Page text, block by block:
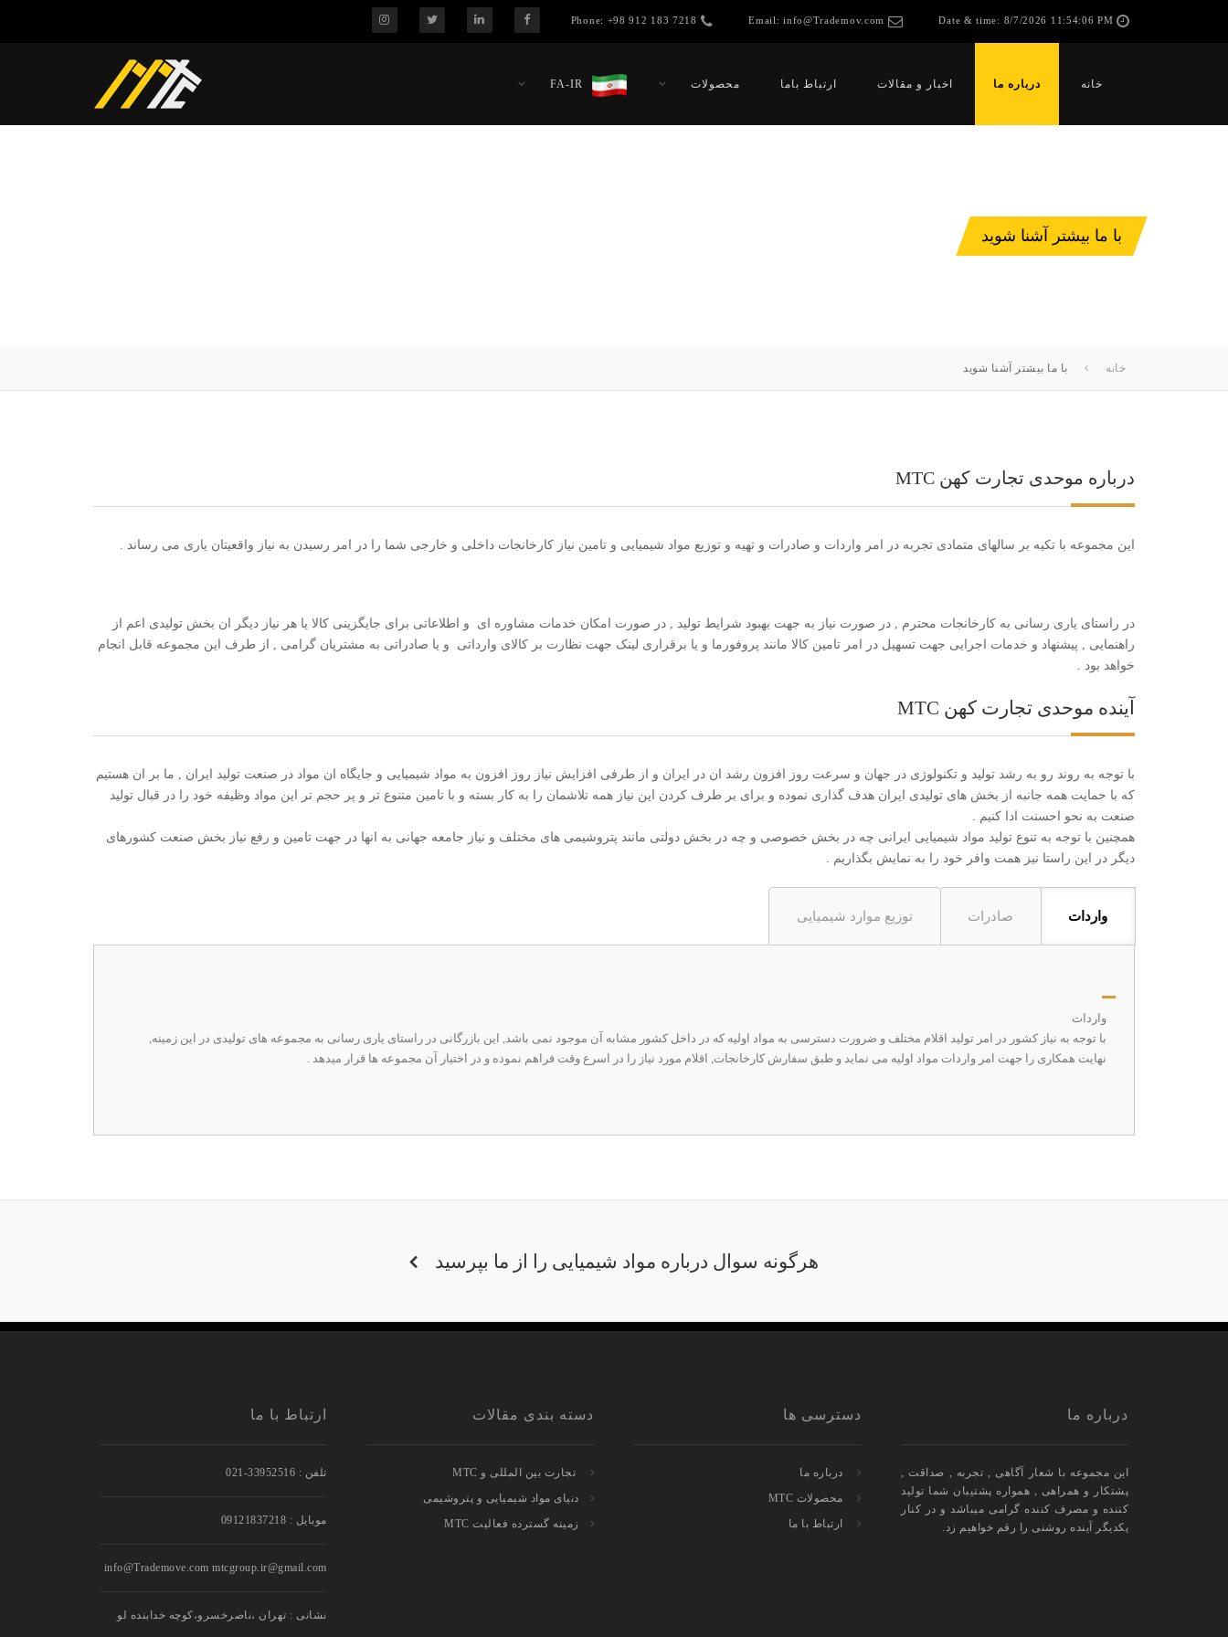
Date & time: 8/7/2026 11:54:06 PM
Email: info@Trademov.com
Phone: +98 912 183 7218
خانه درباره ما اخبار و مقالات ارتباط باما محصولات
با ما بیشتر آشنا شوید
خانه با ما بیشتر آشنا شوید
درباره موحدی تجارت کهن MTC
این مجموعه با تکیه بر سالهای متمادی تجربه در امر واردات و صادرات و تهیه و توزیع مواد شیمیایی و تامین نیاز کارخانجات داخلی و خارجی شما را در امر رسیدن به نیاز واقعیتان یاری می رساند .
در راستای یاری رسانی به کارخانجات محترم , در صورت نیاز به جهت بهبود شرایط تولید , در صورت امکان خدمات مشاوره ای و اطلاعاتی برای جایگزینی کالا یا هر نیاز دیگر ان بخش تولیدی اعم از
راهنمایی , پیشنهاد و خدمات اجرایی جهت تسهیل در امر تامین کالا مانند پروفورما و یا برقراری لینک جهت نظارت بر کالای وارداتی و یا صادراتی به مشتریان گرامی , از طرف این مجموعه قابل انجام
خواهد بود .
آینده موحدی تجارت کهن MTC
با توجه به روند رو به رشد تولید و تکنولوژی در جهان و سرعت روز افزون رشد ان در ایران و از طرفی افزایش نیاز روز افزون به مواد شیمیایی و جایگاه ان مواد در صنعت تولید ایران , ما بر ان هستیم
که با حمایت همه جانبه از بخش های تولیدی ایران هدف گذاری نموده و برای بر طرف کردن این نیاز همه تلاشمان را به کار بسته و با تامین متنوع تر و پر حجم تر این مواد وظیفه خود را در قبال تولید
صنعت به نحو احسنت ادا کنیم .
همچنین با توجه به تنوع تولید مواد شیمیایی ایرانی چه در بخش خصوصی و چه در بخش دولتی مانند پتروشیمی های مختلف و نیاز جامعه جهانی به انها در جهت تامین و رفع نیاز بخش صنعت کشورهای
دیگر در این راستا نیز همت وافر خود را به نمایش بگذاریم .
واردات صادرات توزیع موارد شیمیایی
واردات
با توجه به نیاز کشور در امر تولید اقلام مختلف و ضرورت دسترسی به مواد اولیه که در داخل کشور مشابه آن موجود نمی باشد, این بازرگانی در راستای یاری رسانی به مجموعه های تولیدی در این زمینه,
نهایت همکاری را جهت امر واردات مواد اولیه می نماید و طبق سفارش کارخانجات, اقلام مورد نیاز را در اسرع وقت فراهم نموده و در اختیار آن مجموعه ها قرار میدهد .
هرگونه سوال درباره مواد شیمیایی را از ما بپرسید
درباره ما
این مجموعه با شعار آگاهی , تجربه , صداقت ,
پشتکار و همراهی , همواره پشتیبان شما تولید
کننده و مصرف کننده گرامی میباشد و در کنار
یکدیگر آینده روشنی را رقم خواهیم زد.
دسترسی ها
درباره ما
محصولات MTC
ارتباط با ما
دسته بندی مقالات
تجارت بین المللی و MTC
دنیای مواد شیمیایی و پتروشیمی
زمینه گسترده فعالیت MTC
ارتباط با ما
تلفن : 33952516-021
موبایل : 09121837218
info@Trademove.com mtcgroup.ir@gmail.com
نشانی : تهران ،ناصرخسرو،کوچه خدابنده لو